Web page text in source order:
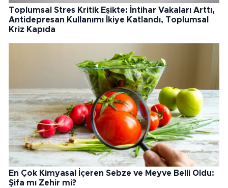
Toplumsal Stres Kritik Eşikte: İntihar Vakaları Arttı,
Antidepresan Kullanımı İkiye Katlandı, Toplumsal
Kriz Kapıda
En Çok Kimyasal İçeren Sebze ve Meyve Belli Oldu:
Şifa mı Zehir mi?